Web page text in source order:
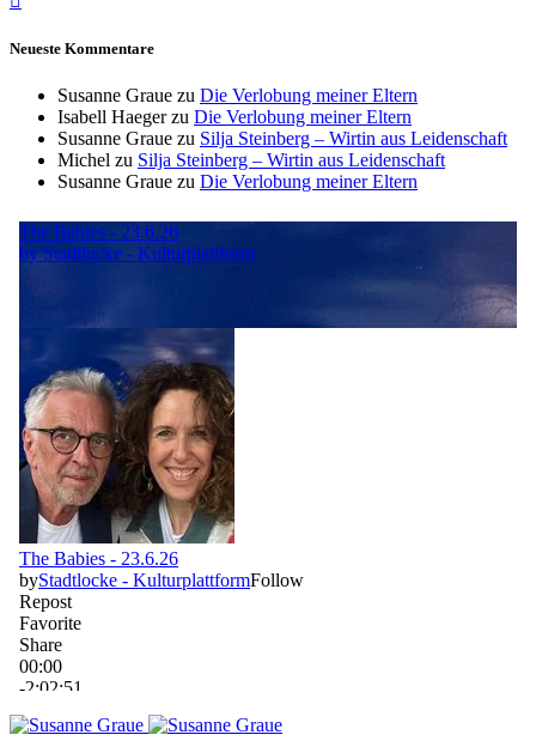
Neueste Kommentare
Susanne Graue zu Die Verlobung meiner Eltern
Isabell Haegerzu Die Verlobung meiner Eltern
Susanne Graue zu Silja Steinberg – Wirtin aus Leidenschaft
Michel zu Silja Steinberg – Wirtin aus Leidenschaft
Susanne Graue zu Die Verlobung meiner Eltern